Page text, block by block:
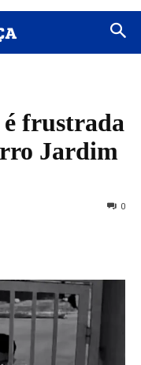
frustrada
Jardim
0